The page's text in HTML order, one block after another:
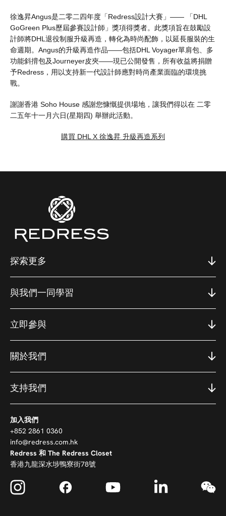
徐逸昇Angus是二零二四年度「Redress設計大賽」—— 「DHL
GoGreen Plus歷屆參賽設計師」獎項得獎者。此獎項旨在鼓勵設
計師將DHL退役制服升級再造，轉化為時尚配飾，以延長服裝的生
命週期。Angus的升級再造作品——包括DHL Voyager單肩包、多
功能斜揹包及Journeyer皮夾——現已公開發售，所有收益將捐贈
予Redress，用以支持新一代設計師應對時尚產業面臨的環境挑
戰。
謝謝香港 Soho House 感謝您慷慨提供場地，讓我們得以在 二零
二五年十一月六日(星期四) 舉辦此活動。
購買 DHL X 徐逸昇 升級再造系列
探索更多
與我們一同學習
立即參與
關於我們
支持我們
加入我們
+852 2861 0360
info@redress.com.hk
Redress 和 The Redress Closet
香港九龍深水埗鴨寮街78號